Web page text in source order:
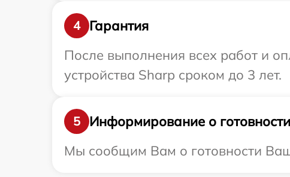
4
Гарантия
После выполнения всех работ и
устройства Sharp сроком до 3 лет.
5
Информирование о готовности
Мы сообщим Вам о готовности